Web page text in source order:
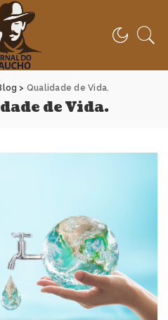
> Qualidade de Vida.
de Vida.